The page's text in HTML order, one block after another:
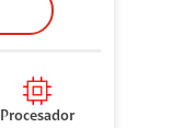
Procesador